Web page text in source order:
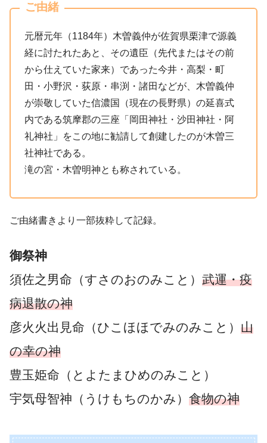
ご由緒
元暦元年（1184年）木曽義仲が佐賀県栗津で源義
経に討たれたあと、その遺臣（先代またはその前
から仕えていた家来）であった今井・高梨・町
田・小野沢・荻原・串渕・諸田などが、木曽義仲
が崇敬していた信濃国（現在の長野県）の延喜式
内である筑摩郡の三座「岡田神社・沙田神社・阿
礼神社」をこの地に勧請して創建したのが木曽三
社神社である。
滝の宮・木曽明神とも称されている。
ご由緒書きより一部抜粋して記録。
御祭神
須佐之男命（すさのおのみこと） 武運・疫
病退散の神
彦火火出見命（ひこほほでみのみこと） 山
の幸の神
豊玉姫命（とよたまひめのみこと）
宇気母智神（うけもちのかみ） 食物の神